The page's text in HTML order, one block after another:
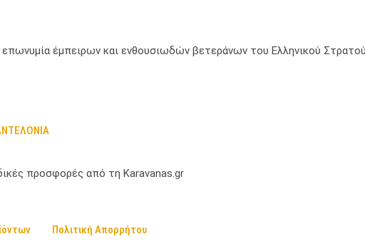
επωνυμία έμπειρων και ενθουσιωδών βετεράνων του Ελληνικού
προσφορές από τη Karavanas.gr
Πολιτική Απορρήτου